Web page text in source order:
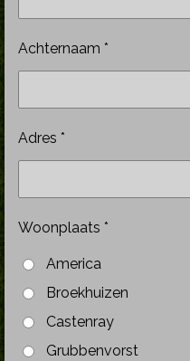
Achternaam *
Adres *
Woonplaats *
America
Broekhuizen
Castenray
Grubbenvorst